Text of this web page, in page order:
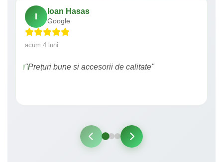
I
Ioan Hasas
Google
acum 4 luni
"Prețuri bune si accesorii de calitate"